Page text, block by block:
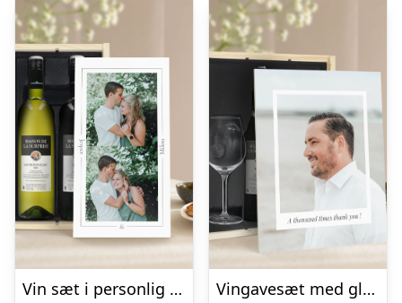
Vin sæt i personlig sag – Maison de la Surprise – Merlot en Sauvignon Blanc
Vingavesæt med glas – Salentein Chardonnay – Trykt låg